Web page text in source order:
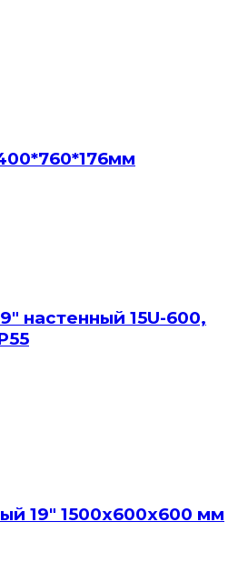
настенный 15U-600,
19″ 1500х600х600 мм